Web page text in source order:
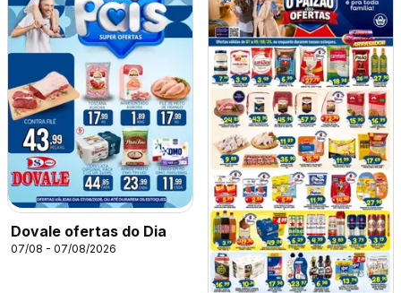
Dovale ofertas do Dia
07/08 - 07/08/2026